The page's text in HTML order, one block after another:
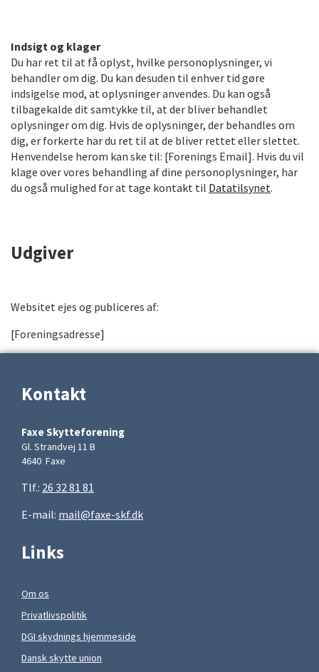
Indsigt og klager
Du har ret til at få oplyst, hvilke personoplysninger, vi
behandler om dig. Du kan desuden til enhver tid gøre
indsigelse mod, at oplysninger anvendes. Du kan også
tilbagekalde dit samtykke til, at der bliver behandlet
oplysninger om dig. Hvis de oplysninger, der behandles om
dig, er forkerte har du ret til at de bliver rettet eller slettet.
Henvendelse herom kan ske til: [Forenings Email]. Hvis du vil
klage over vores behandling af dine personoplysninger, har
du også mulighed for at tage kontakt til Datatilsynet.
Udgiver
Websitet ejes og publiceres af:
[Foreningsadresse]
Kontakt
Faxe Skytteforening
Gl. Strandvej 11 B
4640 Faxe
Tlf.: 26 32 81 81
E-mail: mail@faxe-skf.dk
Links
Om os
Privatlivspolitik
DGI skydnings hjemmeside
Dansk skytte union